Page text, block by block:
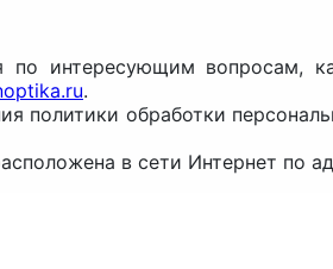
по интересующим вопросам,
.
политики обработки
в сети Интернет по